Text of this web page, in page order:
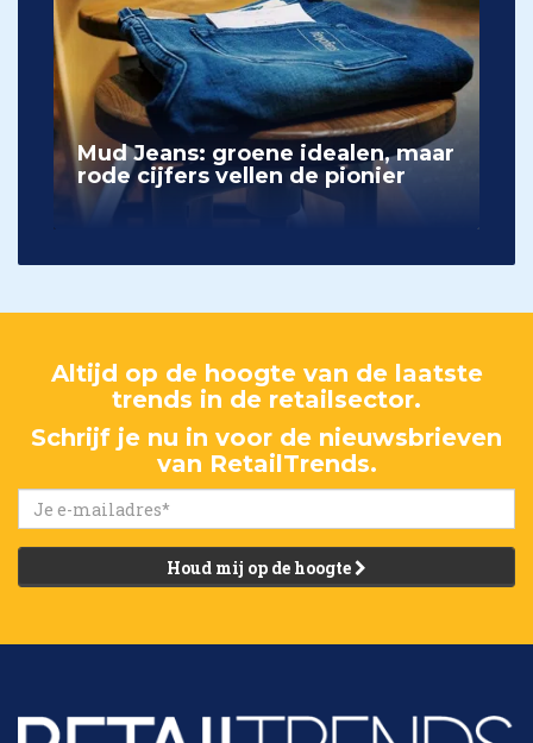
Mud Jeans: groene idealen, maar
rode cijfers vellen de pionier
Altijd op de hoogte van de laatste
trends in de retailsector.
Schrijf je nu in voor de nieuwsbrieven
van RetailTrends.
Houd mij op de hoogte